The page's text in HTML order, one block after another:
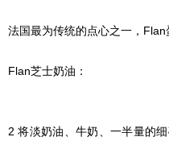
法国最为传统的点心之一，
Flan芝士奶油：
2 将淡奶油、牛奶、一半量的